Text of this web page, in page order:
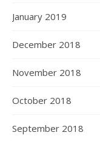
January 2019
December 2018
November 2018
October 2018
September 2018